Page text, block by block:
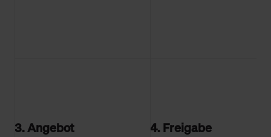
3. Angebot
4. Freigabe